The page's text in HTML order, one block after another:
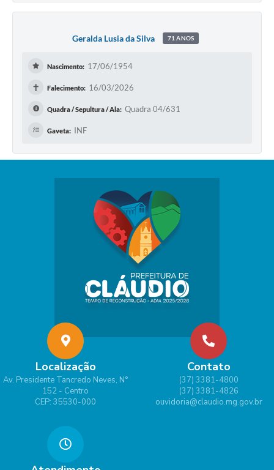
Geralda Lusia da Silva 71 ANOS
Nascimento: 17/06/1954
✝ Falecimento: 16/03/2026
Quadra / Sepultura / Ala: Quadra 04/631
Gaveta: INF
Localização
Av. Presidente Tancredo Neves, N°
152 - Centro
CEP: 35530-000
Contato
(37) 3381-4800
(37) 3381-4826
ouvidoria@claudio.mg.gov.br